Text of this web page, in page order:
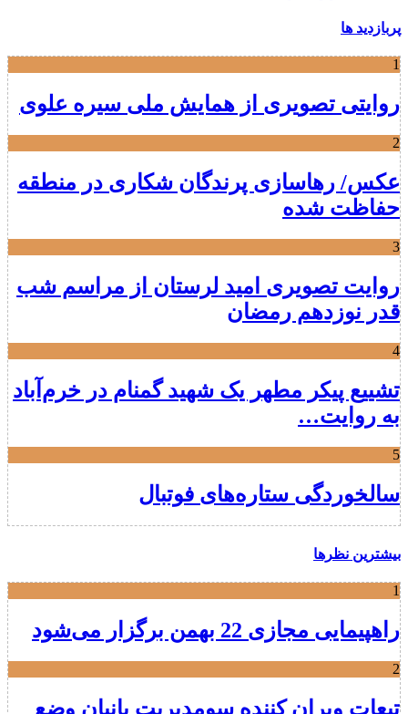
پربازدید ها
1
روایتی تصویری از همایش ملی سیره علوی
2
عکس/ رهاسازی پرندگان شکاری در منطقه
حفاظت شده
3
روایت تصویری امید لرستان از مراسم شب
قدر نوزدهم رمضان
4
تشییع پیکر مطهر یک شهید گمنام در خرم‌آباد
به روایت…
5
سالخوردگی ستاره‌های فوتبال
بیشترین نظرها
1
راهپیمایی مجازی 22 بهمن برگزار می‌شود
2
تبعات ویران کننده سومدیریت بانیان وضع